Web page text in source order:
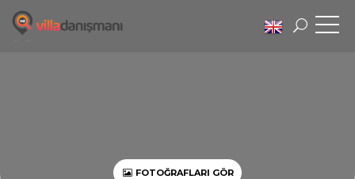
FOTOĞRAFLARI GÖR